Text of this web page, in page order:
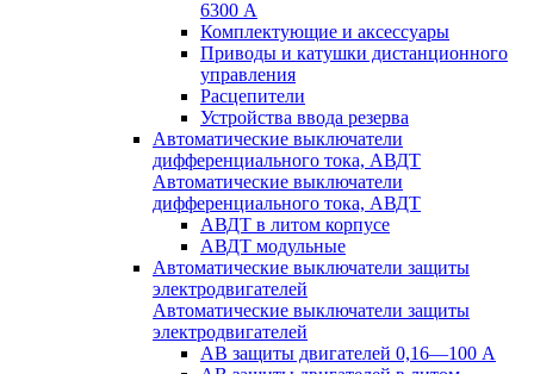
6300 А
Комплектующие и аксессуары
Приводы и катушки дистанционного
управления
Расцепители
Устройства ввода резерва
Автоматические выключатели
дифференциального тока, АВДТ
Автоматические выключатели
дифференциального тока, АВДТ
АВДТ в литом корпусе
АВДТ модульные
Автоматические выключатели защиты
электродвигателей
Автоматические выключатели защиты
электродвигателей
АВ защиты двигателей 0,16—100 А